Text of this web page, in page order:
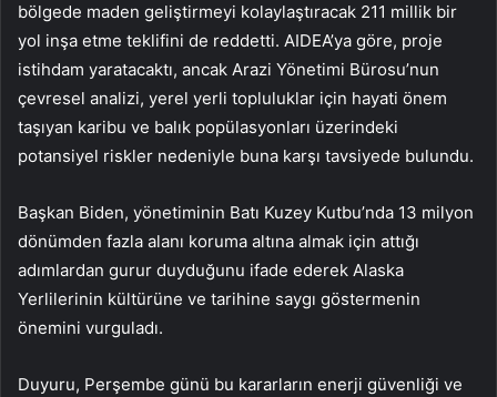
bölgede maden geliştirmeyi kolaylaştıracak 211 millik bir
yol inşa etme teklifini de reddetti. AIDEA’ya göre, proje
istihdam yaratacaktı, ancak Arazi Yönetimi Bürosu’nun
çevresel analizi, yerel yerli topluluklar için hayati önem
taşıyan karibu ve balık popülasyonları üzerindeki
potansiyel riskler nedeniyle buna karşı tavsiyede bulundu.
Başkan Biden, yönetiminin Batı Kuzey Kutbu’nda 13 milyon
dönümden fazla alanı koruma altına almak için attığı
adımlardan gurur duyduğunu ifade ederek Alaska
Yerlilerinin kültürüne ve tarihine saygı göstermenin
önemini vurguladı.
Duyuru, Perşembe günü bu kararların enerji güvenliği ve